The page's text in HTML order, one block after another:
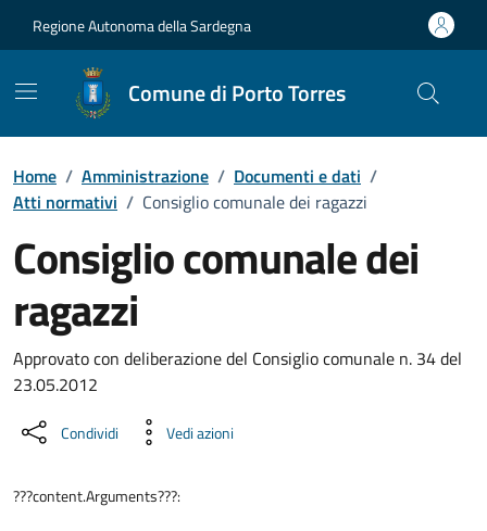
Regione Autonoma della Sardegna
Comune di Porto Torres
Home / Amministrazione / Documenti e dati /
Atti normativi / Consiglio comunale dei ragazzi
Consiglio comunale dei
ragazzi
Dettaglio del documento
Approvato con deliberazione del Consiglio comunale n. 34 del
23.05.2012
Condividi Vedi azioni
???content.Arguments???: